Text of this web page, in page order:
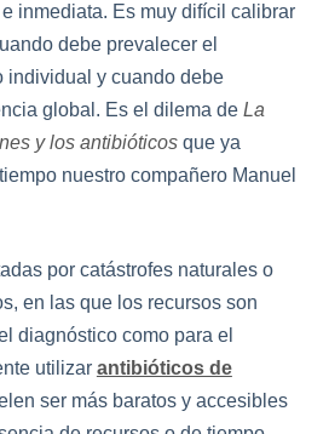
inmediata. Es muy difícil calibrar
debe prevalecer el
individual y cuando debe
global. Es el dilema de La
y los antibióticos que ya
nuestro compañero Manuel
por catástrofes naturales o
en las que los recursos son
diagnóstico como para el
utilizar antibióticos de
ser más baratos y accesibles